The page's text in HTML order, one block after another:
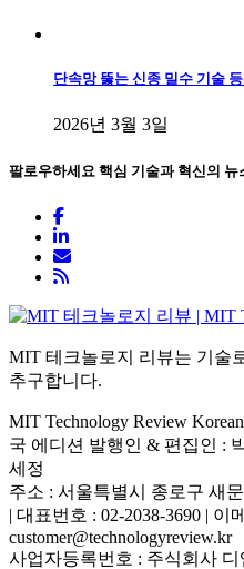
단속망 뚫는 신종 밀수 기술
2026년 3월 3일
팔로우하세요 핵심 기술과 혁신의 뉴
MIT 테크놀로지 리뷰는 기술
추구합니다.
MIT Technology Review
국 에디션 발행인 & 편집인 :
세정
주소 : 서울특별시 종로구 새
| 대표번호 : 02-2038-3690 | 이
customer@technologyreview.kr
사업자등록번호 : 주식회사 디